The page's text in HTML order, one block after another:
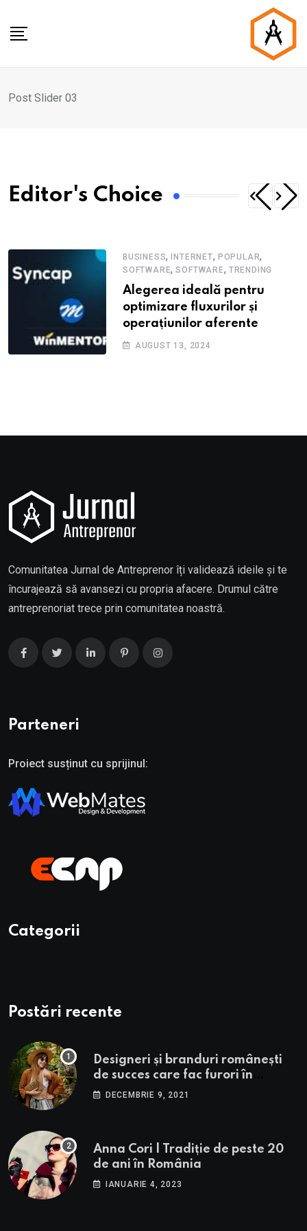
Post Slider 03
Editor's Choice
BUSINESS, INTERNET, POPULAR,
SOFTWARE,SOFTWARE, TRENDING
Alegerea ideală pentru
optimizare fluxurilor și
operațiunilor aferente
AUGUST 13, 2024
Comunitatea Jurnal de Antreprenor îți validează ideile și te
încurajează să avansezi cu propria afacere. Drumul către
antreprenoriat trece prin comunitatea noastră.
Parteneri
Proiect susținut cu sprijinul:
Categorii
Postări recente
Designeri și branduri românești
de succes care fac furori în
străinătate.
DECEMBRIE 9, 2021
Anna Cori | Tradiție de peste 20
de ani în România
IANUARIE 4, 2023